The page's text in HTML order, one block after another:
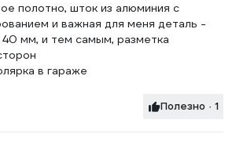
полотно, шток из алюминия с
и важная для меня деталь -
40 мм, и тем самым, разметка
в гараже
Полезно · 1